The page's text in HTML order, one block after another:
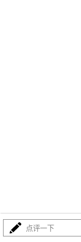
点评一下